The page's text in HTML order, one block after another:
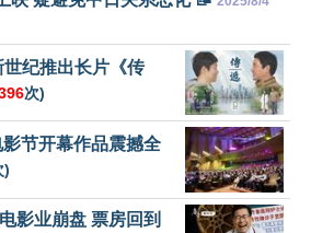
纪推出长片《传
次)
节开幕作品震撼全
)
影业崩盘 票房回到